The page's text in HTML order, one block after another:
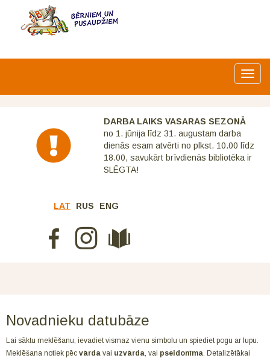
DARBA LAIKS VASARAS SEZONĀ
no 1. jūnija līdz 31. augustam darba
dienās esam atvērti no plkst. 10.00 līdz
18.00, savukārt brīvdienās bibliotēka ir
SLĒGTA!
LAT RUS ENG
Novadnieku datubāze
Lai sāktu meklēšanu, ievadiet vismaz vienu simbolu un spiediet pogu ar lupu.
Meklēšana notiek pēc vārda vai uzvārda, vai pseidonīma. Detalizētākai